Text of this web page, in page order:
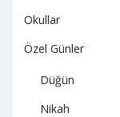
Okullar
Özel Günler
Düğün
Nikah